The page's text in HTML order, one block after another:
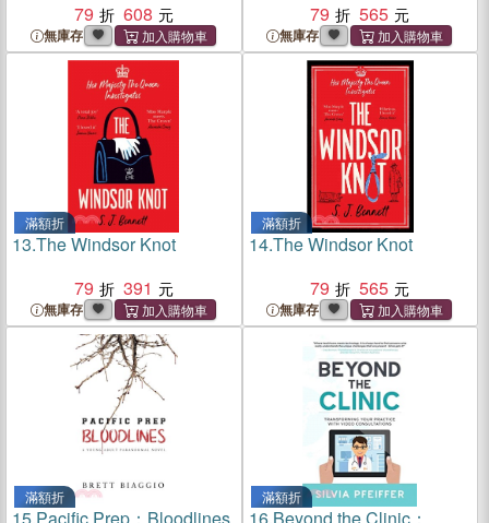
79
608
無庫存
79
565
無庫存
滿額折
13.The Windsor Knot
79
391
無庫存
滿額折
14.The Windsor Knot
79
565
無庫存
滿額折 滿額折